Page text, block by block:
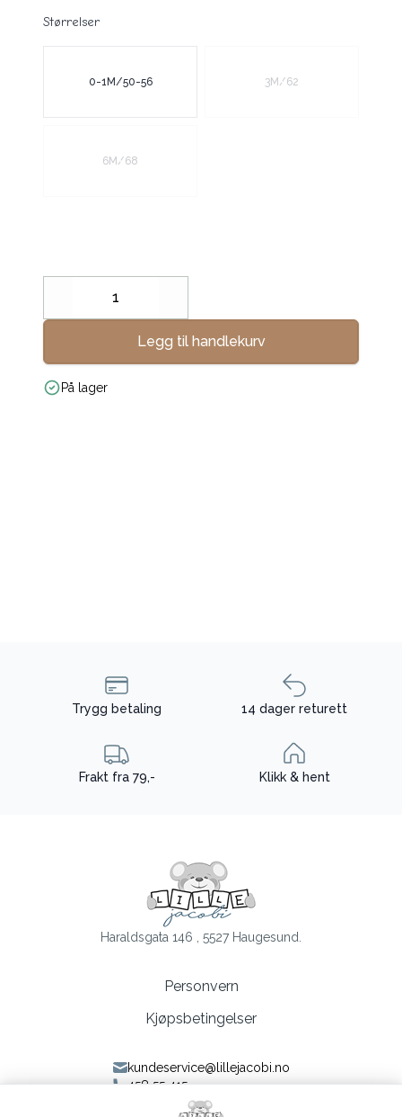
Størrelser
Velg en Størrelser
0-1M/50-56 3M/62
6M/68
Decrease
Legg til handlekurv
På lager
Trygg betaling 14 dager returett
Frakt fra 79,- Klikk & hent
Haraldsgata 146 , 5527 Haugesund.
Personvern
Kjøpsbetingelser
kundeservice@lillejacobi.no
458 55 415
Følg oss på Facebook